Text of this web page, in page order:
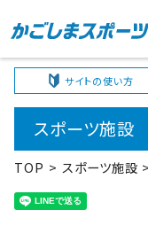
サイトの使い方
スポーツ施設
TOP スポーツ施設